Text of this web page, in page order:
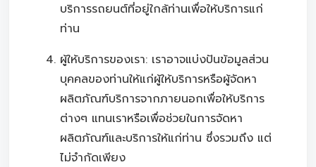
บริการรถยนต์ที่อยู่ใกล้ท่านเพื่อให้บริการแก่
ท่าน
ผู้ให้บริการของเรา: เราอาจแบ่งปันข้อมูลส่วน
บุคคลของท่านให้แก่ผู้ให้บริการหรือผู้จัดหา
ผลิตภัณฑ์บริการจากภายนอกเพื่อให้บริการ
ต่างๆ แทนเราหรือเพื่อช่วยในการจัดหา
ผลิตภัณฑ์และบริการให้แก่ท่าน ซึ่งรวมถึง แต่
ไม่จำกัดเพียง